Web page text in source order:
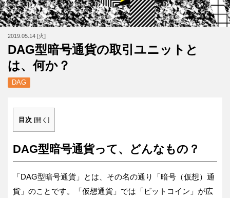
2019.05.14 [火]
DAG型暗号通貨の取引ユニットと
は、何か？
DAG
目次 [開く ]
DAG型暗号通貨って、どんなもの？
「DAG型暗号通貨」とは、その名の通り「暗号（仮想）通
貨」のことです。「仮想通貨」では「ビットコイン」が広